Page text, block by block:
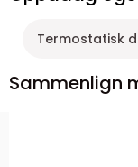
Termostatisk
Sammenlign